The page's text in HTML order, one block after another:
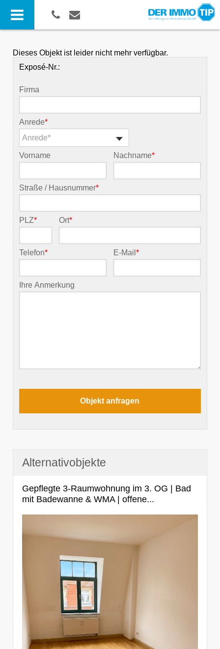
Dieses Objekt ist leider nicht mehr verfügbar.
Exposé-Nr.:
Firma
Anrede*
Anrede*
Vorname Nachname*
Straße / Hausnummer*
PLZ* Ort*
Telefon* E-Mail*
Ihre Anmerkung
Alternativobjekte
Gepflegte 3-Raumwohnung im 3. OG | Bad
mit Badewanne & WMA | offene...